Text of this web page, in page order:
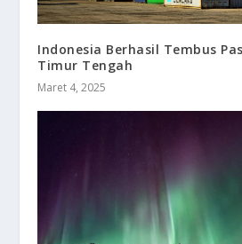
Indonesia Berhasil Tembus
Timur Tengah
Maret 4, 2025